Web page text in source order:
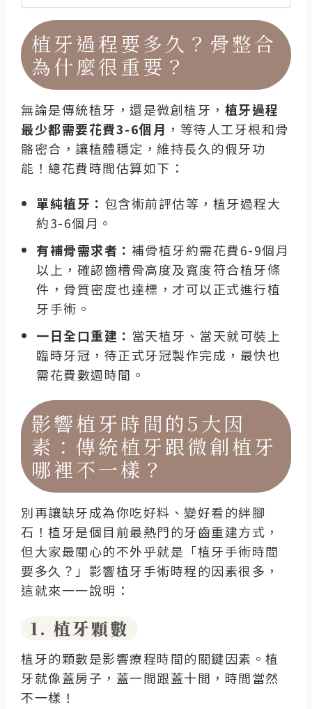
植牙過程要多久？骨整合
為什麼很重要？
無論是傳統植牙，還是微創植牙， 植牙過程
最少都需要花費3-6個月 ，等待人工牙根和骨
骼密合，讓植體穩定，維持長久的假牙功
能！總花費時間估算如下：
單純植牙： 包含術前評估等，植牙過程大
約3-6個月。
有補骨需求者： 補骨植牙約需花費6-9個月
以上，確認齒槽骨高度及寬度符合植牙條
件，骨質密度也達標，才可以正式進行植
牙手術。
一日全口重建： 當天植牙、當天就可裝上
臨時牙冠，待正式牙冠製作完成，最快也
需花費數週時間。
影響植牙時間的5大因
素：傳統植牙跟微創植牙
哪裡不一樣？
別再讓缺牙成為你吃好料、變好看的絆腳
石！植牙是個目前最熱門的牙齒重建方式，
但大家最關心的不外乎就是「植牙手術時間
要多久？」影響植牙手術時程的因素很多，
這就來一一說明：
1. 植牙顆數
植牙的顆數是影響療程時間的關鍵因素。植
牙就像蓋房子，蓋一間跟蓋十間，時間當然
不一樣！